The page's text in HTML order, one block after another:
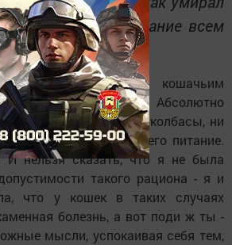
напишу - в назидание всем
фабричным кошачьим
в пакетиках. Абсолютно
принимал - ни мяса, ни колбасы, ни
разнообразить его питание.
И нельзя сказать, что я не была
такого рациона - я и
что у кошек в таких случаях
болезнь, а вот поди ж ты -
мысли, успокаивая себя тем,